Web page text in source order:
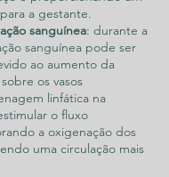
a gestante.
sanguínea: durante a
sanguínea pode ser
ao aumento da
os vasos
linfática na
o fluxo
a oxigenação dos
uma circulação mais